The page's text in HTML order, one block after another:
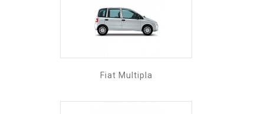
Fiat Multipla